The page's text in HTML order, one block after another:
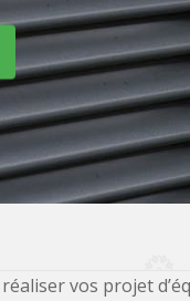
vos projet